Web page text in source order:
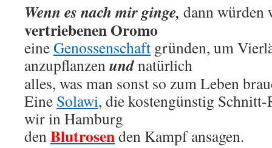
Wenn es nach mir ginge, dann
vertriebenen Oromo
eineGenossenschaft gründen, um
anzupflanzenundnatürlich
alles, was man sonst so zum Leben
Eine Solawi, die kostengünstig
wir in Hamburg
denBlutrosenden Kampf ansagen.